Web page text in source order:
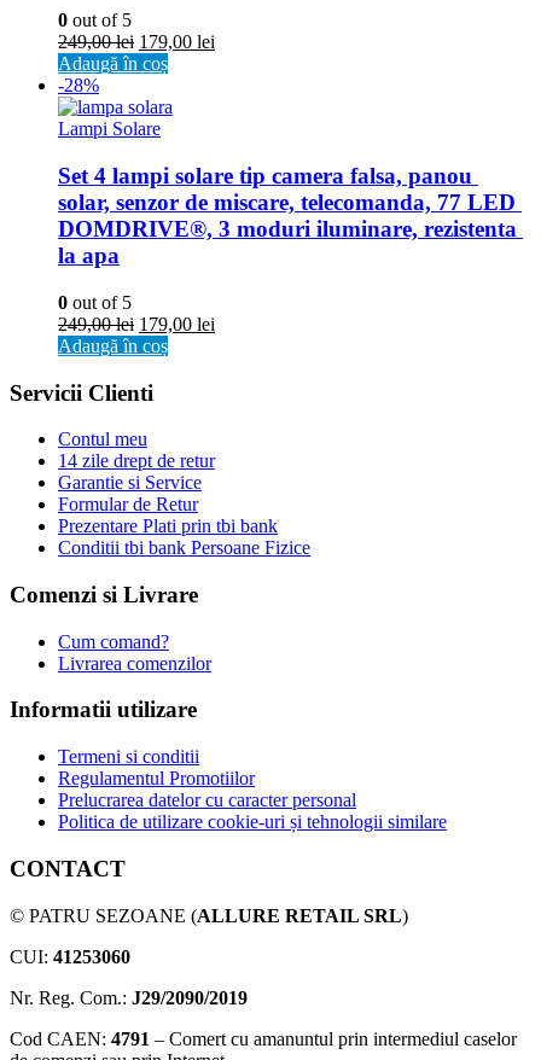
0 out of 5
249,00lei 179,00 lei
Adaugă în coș
-28%
Lampi Solare
Set 4 lampi solare tip camera falsa, panou
solar, senzor de miscare, telecomanda, 77 LED
DOMDRIVE®, 3 moduri iluminare, rezistenta
la apa
0 out of 5
249,00lei 179,00 lei
Adaugă în coș
Servicii Clienti
Contul meu
14 zile drept de retur
Garantie si Service
Formular de Retur
Prezentare Plati prin tbi bank
Conditii tbi bank Persoane Fizice
Comenzi si Livrare
Cum comand?
Livrarea comenzilor
Informatii utilizare
Termeni si conditii
Regulamentul Promotiilor
Prelucrarea datelor cu caracter personal
Politica de utilizare cookie-uri și tehnologii similare
CONTACT
© PATRU SEZOANE (ALLURE RETAIL SRL)
CUI: 41253060
Nr. Reg. Com.: J29/2090/2019
Cod CAEN: 4791 – Comert cu amanuntul prin intermediul caselor